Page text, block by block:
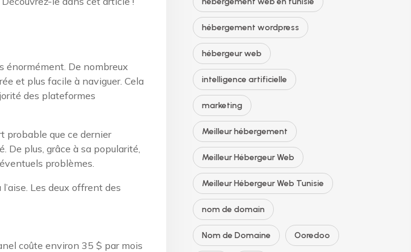
énormément. De nombreux
et plus facile à naviguer. Cela
des plateformes
probable que ce dernier
De plus, grâce à sa popularité,
problèmes.
Les deux offrent des
coûte environ 35 $ par mois
hébergement wordpress
hébergeur web
intelligence artificielle
marketing
Meilleur hébergement
Meilleur Hébergeur Web
Meilleur Hébergeur Web Tunisie
nom de domain
Nom de Domaine Ooredoo